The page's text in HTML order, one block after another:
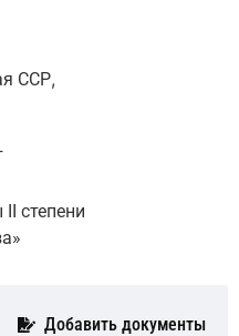
ССР,
степени
Добавить документы